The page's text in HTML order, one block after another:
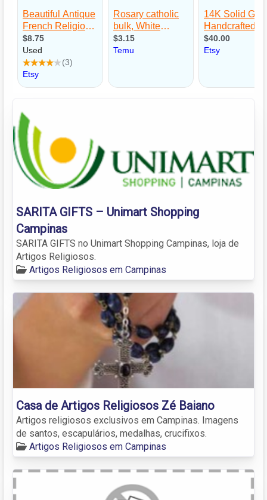
SARITA GIFTS – Unimart Shopping
Campinas
SARITA GIFTS no Unimart Shopping Campinas, loja de
Artigos Religiosos.
Artigos Religiosos em Campinas
Casa de Artigos Religiosos Zé Baiano
Artigos religiosos exclusivos em Campinas. Imagens
de santos, escapulários, medalhas, crucifixos.
Artigos Religiosos em Campinas